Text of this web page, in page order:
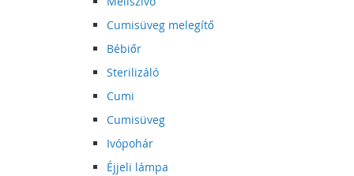
Cumisüveg melegítő
Bébiőr
Sterilizáló
Cumi
Cumisüveg
Ivópohár
Éjjeli lámpa